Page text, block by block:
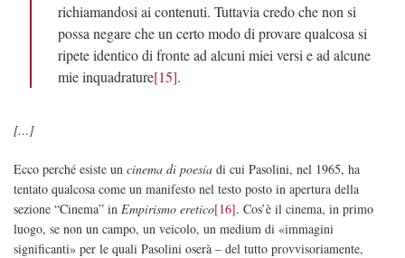
richiamandosi ai contenuti. Tuttavia credo che non si
possa negare che un certo modo di provare qualcosa si
ripete identico di fronte ad alcuni miei versi e ad alcune
mie inquadrature[15].
[…]
Ecco perché esiste un cinema di poesia di cui Pasolini, nel 1965, ha
tentato qualcosa come un manifesto nel testo posto in apertura della
sezione “Cinema” in Empirismo eretico[16]. Cos’è il cinema, in primo
luogo, se non un campo, un veicolo, un medium di «immagini
significanti» per le quali Pasolini oserà – del tutto provvisoriamente,